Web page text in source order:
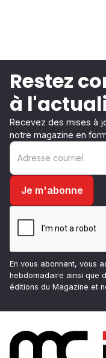
Restez
à
Recevez des mises à
notre magazine en
En vous abonnant, vous
hebdomadaire ainsi que
éditions du Magazine et